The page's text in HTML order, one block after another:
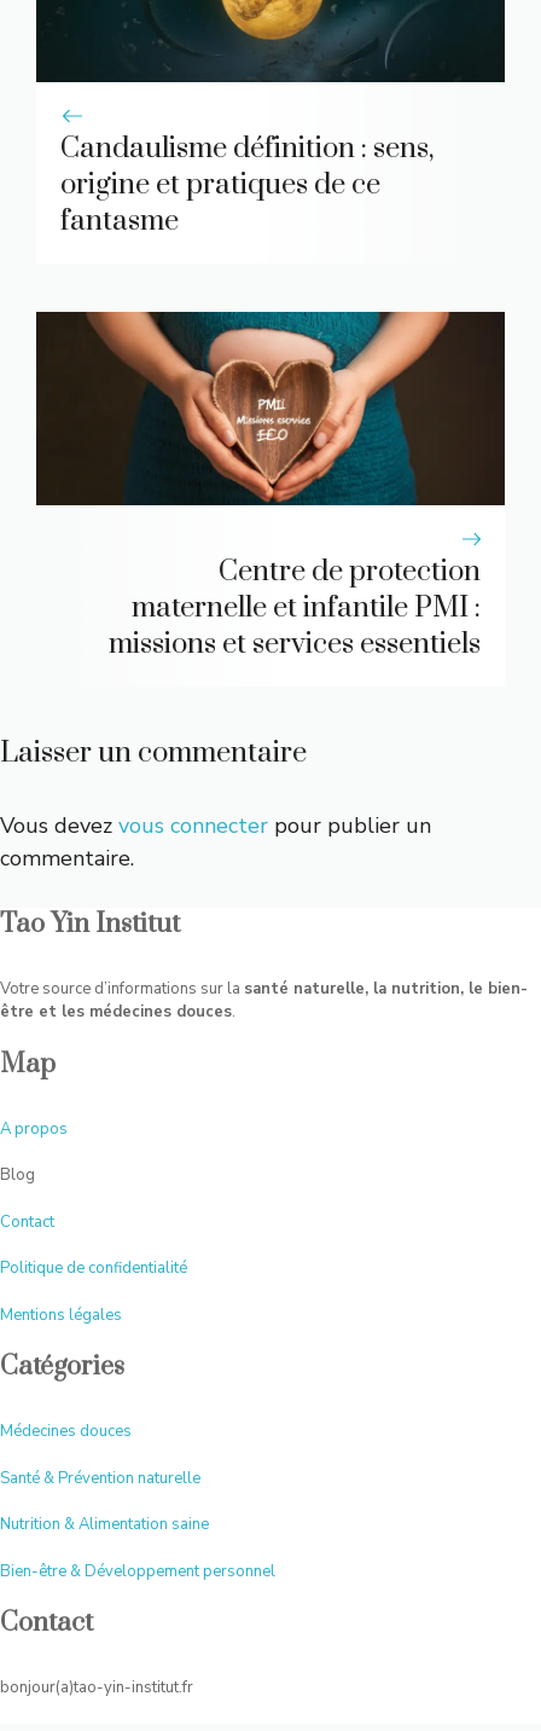
Candaulisme définition : sens,
origine et pratiques de ce
fantasme
Centre de protection
maternelle et infantile PMI :
missions et services essentiels
Laisser un commentaire
Vous devez vous connecter pour publier un
commentaire.
Tao Yin Institut
Votre source d’informations sur la santé naturelle, la nutrition, le bien-
être et les médecines douces.
Map
Apropos
Blog
Contact
Politique de confidentialité
Mentions légales
Catégories
Médecines douces
Santé & Prévention naturelle
Nutrition & Alimentation saine
Bien-être & Développement personnel
Contact
bonjour(a)tao-yin-institut.fr